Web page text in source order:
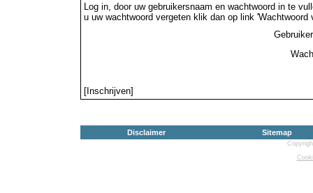
Log in, door uw gebruikersnaam en wachtwoord in te
u uw wachtwoord vergeten klik dan op link 'Wachtwoord
[Inschrijven]
Disclaimer Sitemap